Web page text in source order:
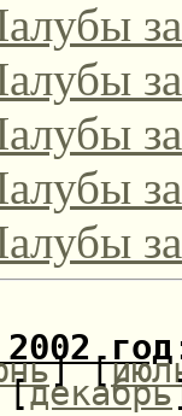
год
] [
[декабрь